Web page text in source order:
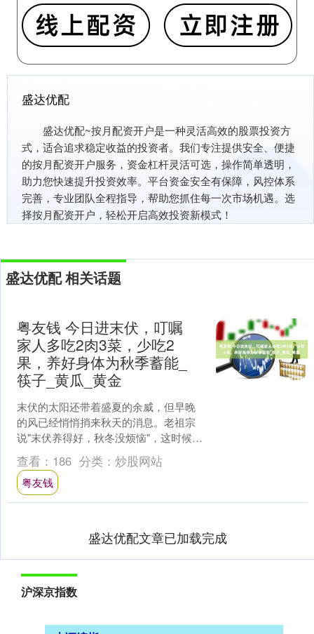
盛达优配
盛达优配~按月配资开户是一种灵活高效的股票投资方
式，适合追求稳定收益的投资者。我们专注提供安全、便捷
的按月配资开户服务，资金杠杆灵活可选，操作简单透明，
助力您快速提升投资效率。平台资金安全有保障，风控体系
完善，专业团队全程指导，帮助您抓住每一次市场机遇。选
择按月配资开户，轻松开启高效投资新模式！
盛达优配 相关话题
粤友钱 今日进末伏，叮嘱
家人多吃2肉3菜，少吃2
果，养好身体为秋季蓄能_
筷子_黄瓜_黄金
末伏的太阳还带着盛夏的余威，但早晚
的风已经悄悄捎来秋天的消息。老祖宗
说"末伏养得好，秋冬没烦恼"，这时候的
饮食讲究"贴秋膘"也要"祛暑湿"。今天给
大伙儿安排上2....
查看： 186 分类： 炒股网站
粤友钱
盛达优配文章已加载完成
沪深京指数